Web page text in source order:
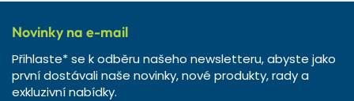
Novinky na e-mail
Přihlaste* se k odběru našeho newsletteru, abyste jako
první dostávali naše novinky, nové produkty, rady a
exkluzivní nabídky.